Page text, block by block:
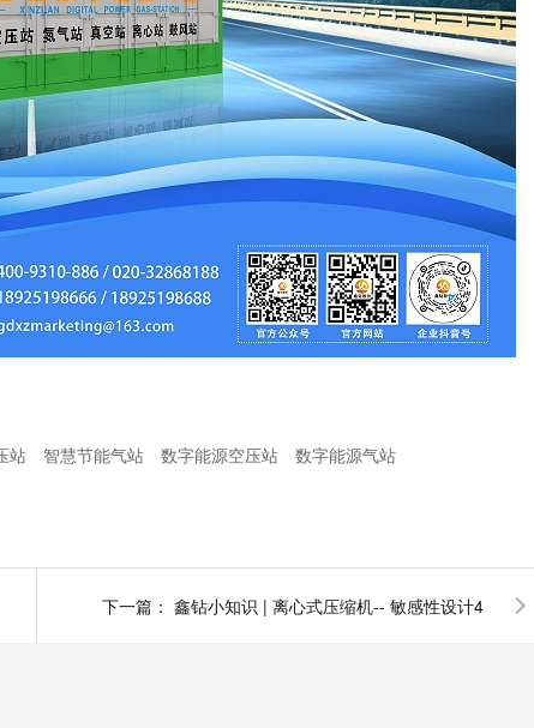
站 智慧节能气站 数字能源空压站
数字能源气站
下一篇： 鑫钻小知识 | 离心式压缩机-- 敏感性设计4